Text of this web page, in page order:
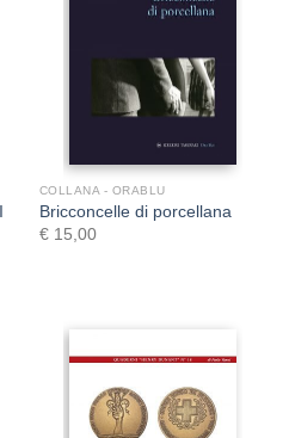
COLLANA - ORABLU
Bricconcelle di porcellana
€ 15,00